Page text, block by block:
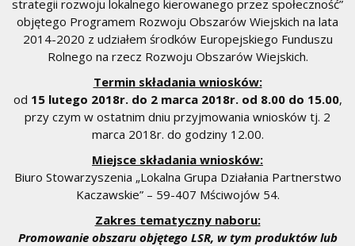
strategii rozwoju lokalnego kierowanego przez społeczność”
objętego Programem Rozwoju Obszarów Wiejskich na lata
2014-2020 z udziałem środków Europejskiego Funduszu
Rolnego na rzecz Rozwoju Obszarów Wiejskich.
Termin składania wniosków:
od 15 lutego 2018r. do 2 marca 2018r. od 8.00 do 15.00,
przy czym w ostatnim dniu przyjmowania wniosków tj. 2
marca 2018r. do godziny 12.00.
Miejsce składania wniosków:
Biuro Stowarzyszenia „Lokalna Grupa Działania Partnerstwo
Kaczawskie” – 59-407 Mściwojów 54.
Zakres tematyczny naboru:
Promowanie obszaru objętego LSR, w tym produktów lub